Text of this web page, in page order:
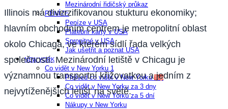
Mezinárodní řidičský průkaz
PENÍZE
Peníze v USA
Platební karty v USA
Spropitné v USA
Jak ušetřit a poznat USA
NEW YORK
Co vidět v New Yorku 1
Přehled co vidět v New YorkuTop
Co vidět v New Yorku za 3 dny
Co vidět v New Yorku za 5 dní
Nákupy v New Yorku
Illinois má diverzifikovanou stukturu ekonomiky;
hlavním obchodním centrem je metropolitní oblast
okolo Chicaga, ve kterém sídlí řada velkých
společností. Mezinárodní letiště v Chicagu je
významnou transportní křižovatkou a jedním z
nejvytíženějších letišť na světě.